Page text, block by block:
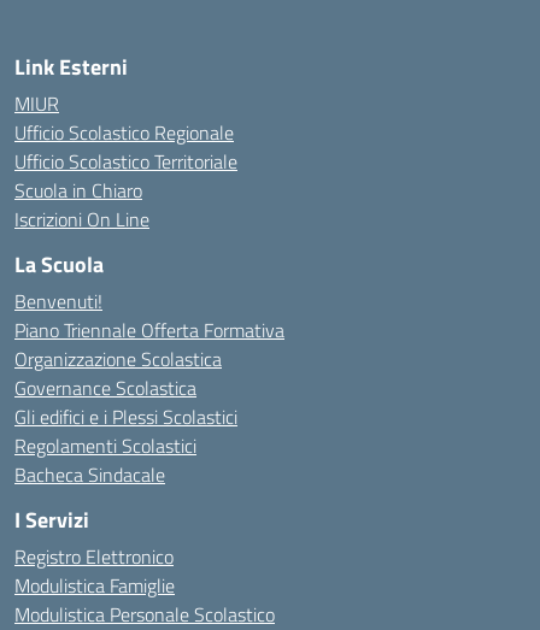
Link Esterni
MIUR
Ufficio Scolastico Regionale
Ufficio Scolastico Territoriale
Scuola in Chiaro
Iscrizioni On Line
La Scuola
Benvenuti!
Piano Triennale Offerta Formativa
Organizzazione Scolastica
Governance Scolastica
Gli edifici e i Plessi Scolastici
Regolamenti Scolastici
Bacheca Sindacale
I Servizi
Registro Elettronico
Modulistica Famiglie
Modulistica Personale Scolastico